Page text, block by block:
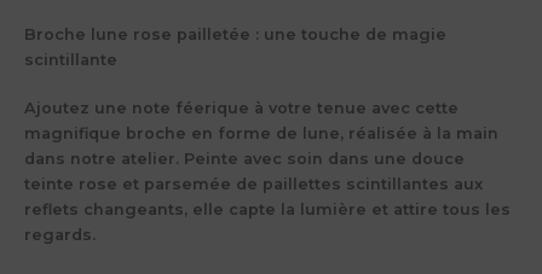
Broche lune rose pailletée : une touche de magie
scintillante
Ajoutez une note féerique à votre tenue avec cette
magnifique broche en forme de lune, réalisée à la main
dans notre atelier. Peinte avec soin dans une douce
teinte rose et parsemée de paillettes scintillantes aux
reflets changeants, elle capte la lumière et attire tous les
regards.